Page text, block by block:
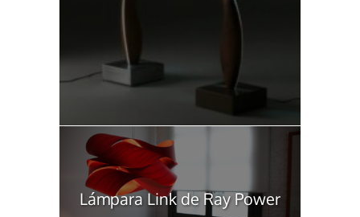
Lámpara Link de Ray Power